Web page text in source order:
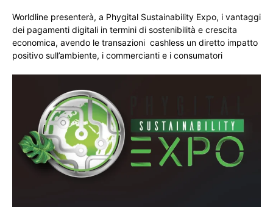
Worldline presenterà, a Phygital Sustainability Expo, i vantaggi
dei pagamenti digitali in termini di sostenibilità e crescita
economica, avendo le transazioni cashless un diretto impatto
positivo sull’ambiente, i commercianti e i consumatori